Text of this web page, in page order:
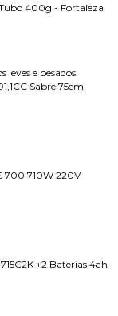
400g - Fortaleza
e pesados.
Sabre 75cm,
700 710W 220V
+2 Baterias 4ah